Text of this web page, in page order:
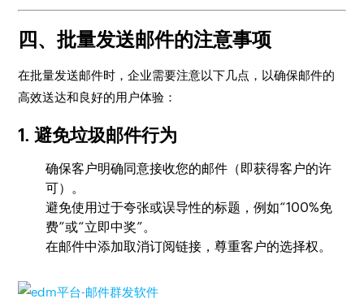
四、批量发送邮件的注意事项
在批量发送邮件时，企业需要注意以下几点，以确保邮件的
高效送达和良好的用户体验：
1. 避免垃圾邮件行为
确保客户明确同意接收您的邮件（即获得客户的许
可）。
避免使用过于夸张或误导性的标题，例如“100%免
费”或“立即中奖”。
在邮件中添加取消订阅链接，尊重客户的选择权。